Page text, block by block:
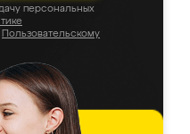
персональных
Пользовательскому